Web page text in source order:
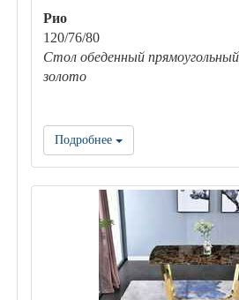
Рио
120/76/80
Стол обеденный
золото
Подробнее